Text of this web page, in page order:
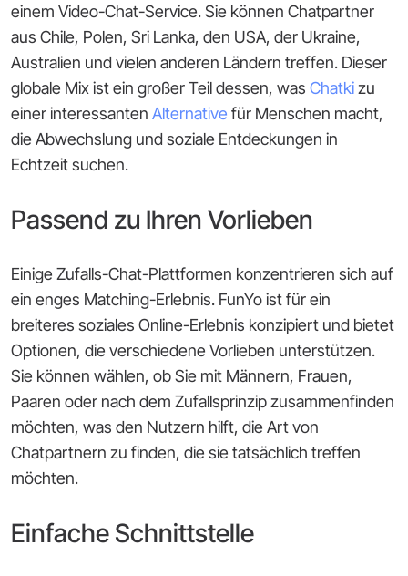
einem Video-Chat-Service. Sie können Chatpartner
aus Chile, Polen, Sri Lanka, den USA, der Ukraine,
Australien und vielen anderen Ländern treffen. Dieser
globale Mix ist ein großer Teil dessen, was Chatki zu
einer interessanten Alternative für Menschen macht,
die Abwechslung und soziale Entdeckungen in
Echtzeit suchen.
Passend zu Ihren Vorlieben
Einige Zufalls-Chat-Plattformen konzentrieren sich auf
ein enges Matching-Erlebnis. FunYo ist für ein
breiteres soziales Online-Erlebnis konzipiert und bietet
Optionen, die verschiedene Vorlieben unterstützen.
Sie können wählen, ob Sie mit Männern, Frauen,
Paaren oder nach dem Zufallsprinzip zusammenfinden
möchten, was den Nutzern hilft, die Art von
Chatpartnern zu finden, die sie tatsächlich treffen
möchten.
Einfache Schnittstelle